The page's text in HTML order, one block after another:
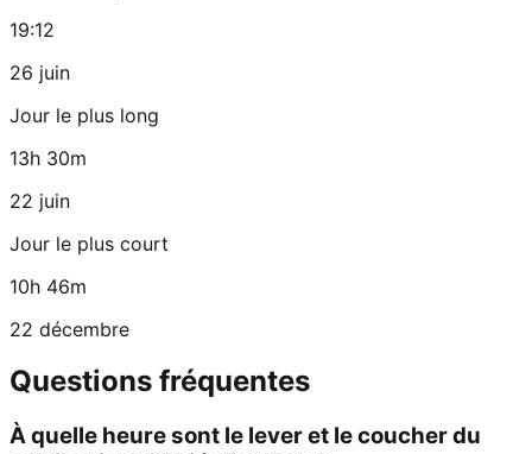
19:12
26 juin
Jour le plus long
13h 30m
22 juin
Jour le plus court
10h 46m
22 décembre
Questions fréquentes
À quelle heure sont le lever et le coucher du